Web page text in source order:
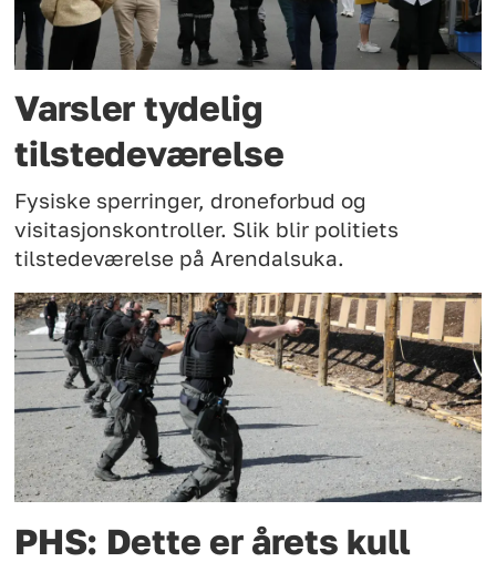
Varsler tydelig
tilstedeværelse
Fysiske sperringer, droneforbud og
visitasjonskontroller. Slik blir politiets
tilstedeværelse på Arendalsuka.
PHS: Dette er årets kull